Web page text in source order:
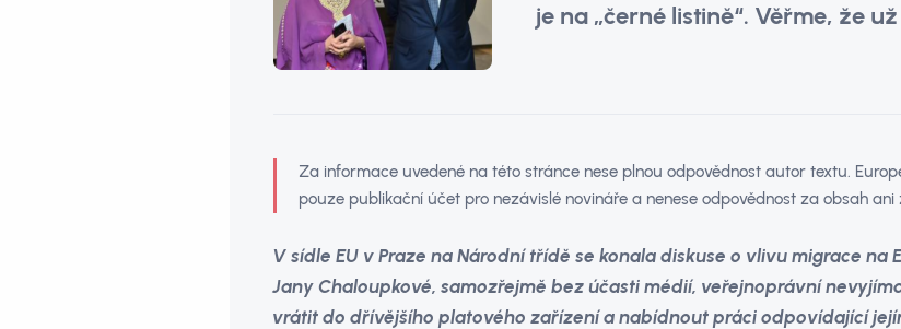
je na „černé listině“. Věřme, že
Za informace uvedené na této stránce nese plnou odpovědnost autor textu.
pouze publikační účet pro nezávislé novináře a nenese odpovědnost za obsah ani
V sídle EU v Praze na Národní třídě se konala diskuse o vlivu migrace na
Jany Chaloupkové, samozřejmě bez účasti médií, veřejnoprávní
vrátit do dřívějšího platového zařízení a nabídnout práci odpovídající